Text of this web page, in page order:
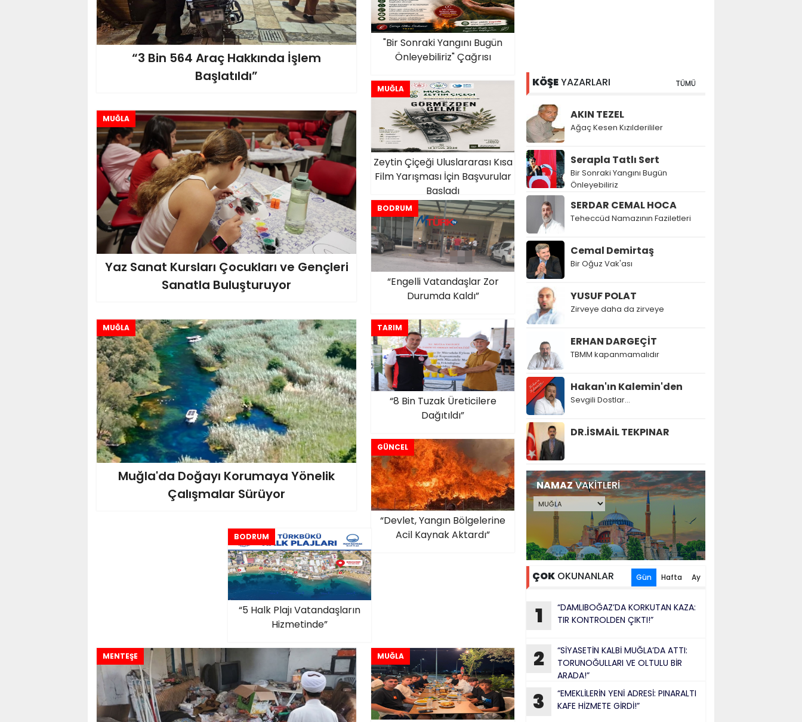
“3 Bin 564 Araç Hakkında İşlem
Başlatıldı”
"Bir Sonraki Yangını Bugün
Önleyebiliriz" Çağrısı
MUĞLA
Zeytin Çiçeği Uluslararası Kısa
Film Yarışması İçin Başvurular
Başladı
MUĞLA
Yaz Sanat Kursları Çocukları ve Gençleri
Sanatla Buluşturuyor
BODRUM
“Engelli Vatandaşlar Zor
Durumda Kaldı”
TARIM
“8 Bin Tuzak Üreticilere
Dağıtıldı”
MUĞLA
Muğla'da Doğayı Korumaya Yönelik
Çalışmalar Sürüyor
GÜNCEL
“Devlet, Yangın Bölgelerine
Acil Kaynak Aktardı”
BODRUM
“5 Halk Plajı Vatandaşların
Hizmetinde”
MENTEŞE MUĞLA
KÖŞEYAZARLARI TÜMÜ
AKIN TEZEL
Ağaç Kesen Kızılderililer
Serapla Tatlı Sert
Bir Sonraki Yangını Bugün
Önleyebiliriz
SERDAR CEMAL HOCA
Teheccüd Namazının Faziletleri
Cemal Demirtaş
Bir Oğuz Vak'ası
YUSUF POLAT
Zirveye daha da zirveye
ERHAN DARGEÇİT
TBMM kapanmamalıdır
Hakan'ın Kalemin'den
Sevgili Dostlar...
DR.İSMAİL TEKPINAR
NAMAZVAKİTLERİ
ÇOK OKUNANLAR Gün Hafta Ay
1
“DAMLIBOĞAZ’DA KORKUTAN KAZA:
TIR KONTROLDEN ÇIKTI!”
2
“SİYASETİN KALBİ MUĞLA’DA ATTI:
TORUNOĞULLARI VE OLTULU BİR
ARADA!”
3
“EMEKLİLERİN YENİ ADRESİ: PINARALTI
KAFE HİZMETE GİRDİ!”